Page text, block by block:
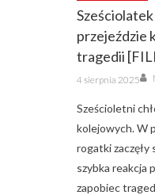
Sześciolatek
przejeździe
tragedii
Posted
on
4 sierpnia 2025
Sześcioletni
kolejowych. W
rogatki zaczęły
szybka reakcja
zapobiec